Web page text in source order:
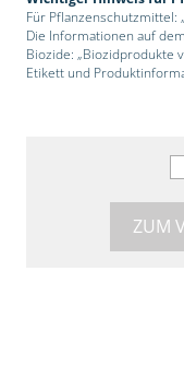
Für
Die Informationen auf
Biozide: „Biozidprodukte
Etikett und
ZUM